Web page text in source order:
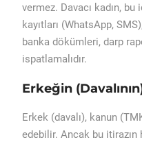
vermez. Davacı kadın, bu
kayıtları (WhatsApp,
banka dökümleri, darp
ispatlamalıdır.
Erkeğin
Erkek (davalı), kanun
edebilir. Ancak bu